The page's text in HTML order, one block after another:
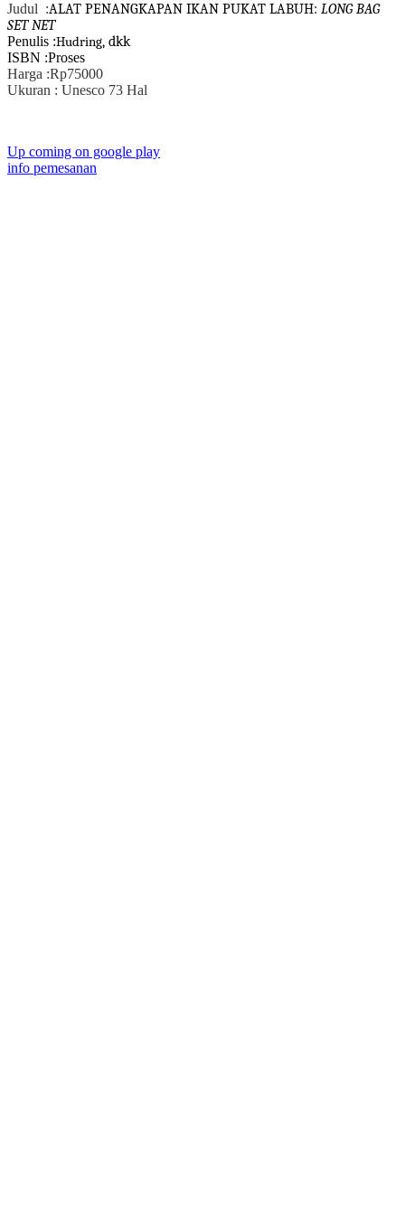
Judul :ALAT PENANGKAPAN IKAN PUKAT LABUH: LONG BAG
SET NET
Penulis :Hudring, dkk
ISBN :Proses
Harga :Rp75000
Ukuran : Unesco 73 Hal
Up coming on google play
info pemesanan